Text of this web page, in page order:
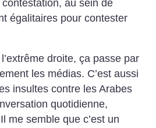
au sein de
égalitaires pour contester
droite, ça passe par
les médias. C’est aussi
insultes contre les Arabes
quotidienne,
me semble que c’est un